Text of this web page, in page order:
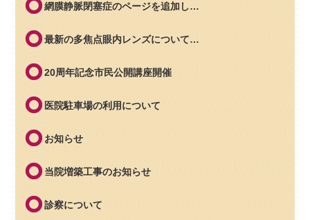
網膜静脈閉塞症のページを追加し…
最新の多焦点眼内レンズについて…
20周年記念市民公開講座開催
医院駐車場の利用について
お知らせ
当院増築工事のお知らせ
診察について